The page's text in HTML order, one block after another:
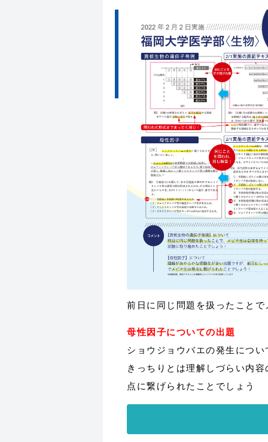
前日に同じ問題を扱ったこと
母性因子についての出題
ショウジョウバエの発生につ
きっちりとは理解しづらい内
点に繋げられたことでしょう